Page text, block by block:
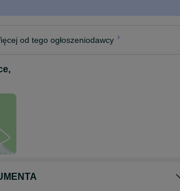
od tego ogłoszeniodawcy
,